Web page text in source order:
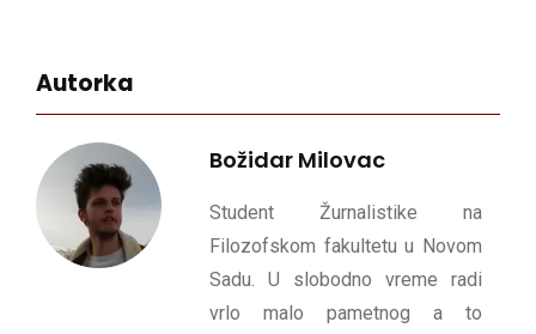
Autorka
Božidar Milovac
Student Žurnalistike na
Filozofskom fakultetu u Novom
Sadu. U slobodno vreme radi
vrlo malo pametnog a to